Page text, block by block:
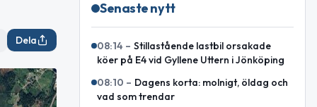
Dela
Senaste nytt
08:14 – Stillastående lastbil orsakade
köer på E4 vid Gyllene Uttern i Jönköping
08:10 – Dagens korta: molnigt, öldag och
vad som trendar